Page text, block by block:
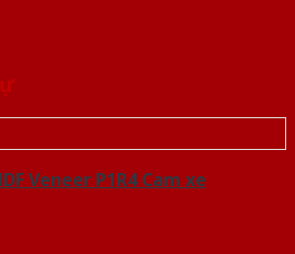
Veneer P1R4 Cam xe